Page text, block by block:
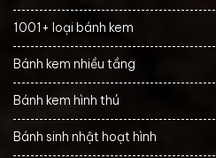
1001+ loại bánh kem
Bánh kem nhiều tầng
Bánh kem hình thú
Bánh sinh nhật hoạt hình